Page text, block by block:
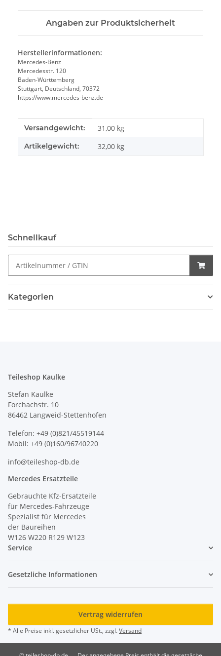
Angaben zur Produktsicherheit
Herstellerinformationen:
Mercedes-Benz
Mercedesstr. 120
Baden-Württemberg
Stuttgart, Deutschland, 70372
https://www.mercedes-benz.de
Produkteigenschaft
Wert
Versandgewicht: 31,00 kg
Artikelgewicht: 32,00 kg
Schnellkauf
Kategorien
Teileshop Kaulke
Stefan Kaulke
Forchachstr. 10
86462 Langweid-Stettenhofen
Telefon: +49 (0)821/45519144
Mobil: +49 (0)160/96740220
info@teileshop-db.de
Mercedes Ersatzteile
Gebrauchte Kfz-Ersatzteile
für Mercedes-Fahrzeuge
Spezialist für Mercedes
der Baureihen
W126 W220 R129 W123
Service
Gesetzliche Informationen
Vertrag widerrufen
* Alle Preise inkl. gesetzlicher USt., zzgl.Versand